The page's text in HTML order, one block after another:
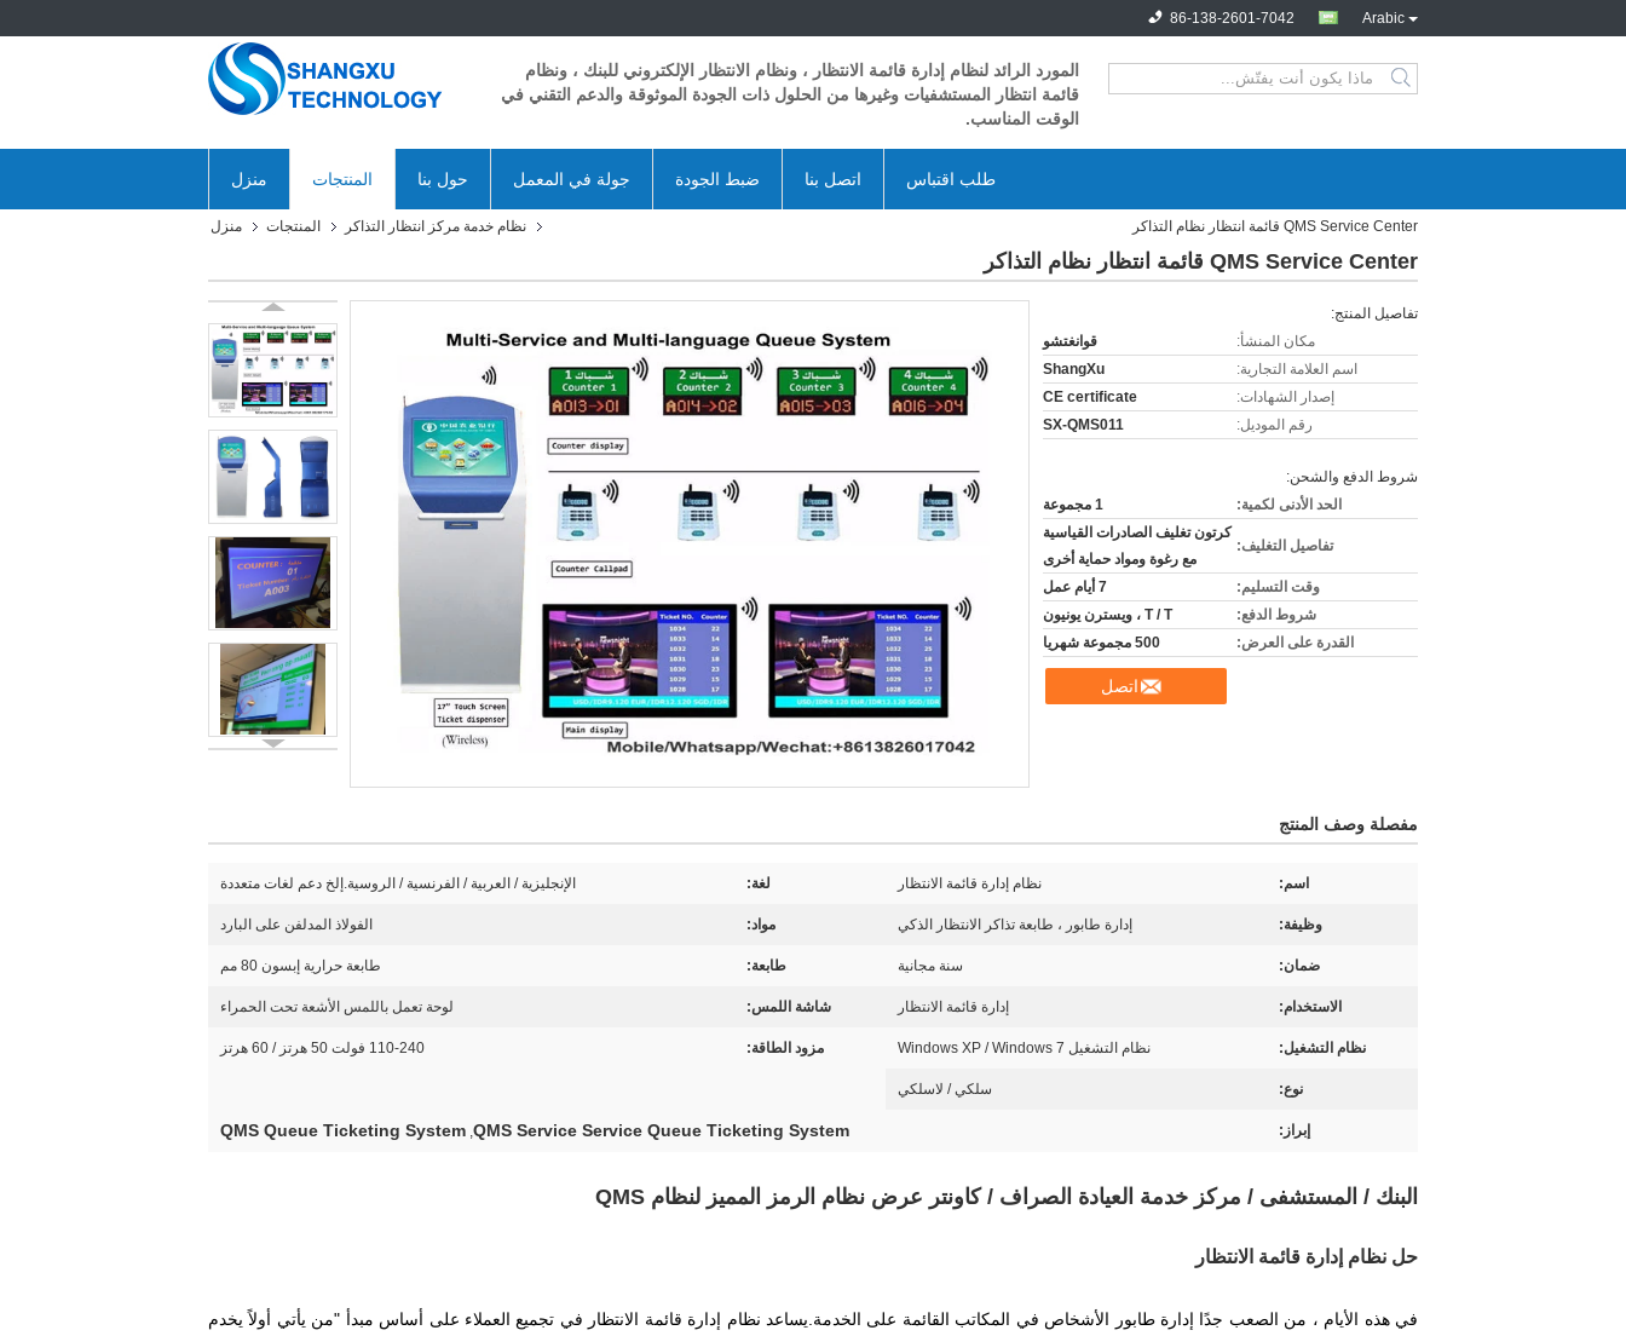
Arabic
86-138-2601-7042
المورد الرائد لنظام إدارة قائمة الانتظار ، ونظام الانتظار الإلكتروني للبنك ، ونظام
قائمة انتظار المستشفيات وغيرها من الحلول ذات الجودة الموثوقة والدعم التقني في
الوقت المناسب.
منزل المنتجات حول بنا جولة في المعمل ضبط الجودة اتصل بنا طلب اقتباس
منزل المنتجات نظام خدمة مركز انتظار التذاكر QMS Service Center قائمة انتظار نظام التذاكر
QMS Service Center قائمة انتظار نظام التذاكر
تفاصيل المنتج:
مكان المنشأ:
قوانغتشو
اسم العلامة التجارية:
ShangXu
إصدار الشهادات:
CE certificate
رقم الموديل:
SX-QMS011
شروط الدفع والشحن:
الحد الأدنى لكمية:
1 مجموعة
تفاصيل التغليف:
كرتون تغليف الصادرات القياسية
مع رغوة ومواد حماية أخرى
وقت التسليم:
7 أيام عمل
شروط الدفع:
T / T ، ويسترن يونيون
القدرة على العرض:
500 مجموعة شهريا
اتصل
مفصلة وصف المنتج
اسم: نظام إدارة قائمة الانتظار لغة: الإنجليزية / العربية / الفرنسية / الروسية.إلخ دعم لغات متعددة
وظيفة: إدارة طابور ، طابعة تذاكر الانتظار الذكي مواد: الفولاذ المدلفن على البارد
ضمان: سنة مجانية طابعة: طابعة حرارية إبسون 80 مم
الاستخدام: إدارة قائمة الانتظار شاشة اللمس: لوحة تعمل باللمس الأشعة تحت الحمراء
نظام التشغيل: نظام التشغيل Windows XP / Windows 7 مزود الطاقة: 110-240 فولت 50 هرتز / 60 هرتز
نوع: سلكي / لاسلكي
إبراز: QMS Service Service Queue Ticketing System
,
QMS Queue Ticketing System
البنك / المستشفى / مركز خدمة العيادة الصراف / كاونتر عرض نظام الرمز المميز لنظام QMS
حل نظام إدارة قائمة الانتظار
في هذه الأيام ، من الصعب جدًا إدارة طابور الأشخاص في المكاتب القائمة على الخدمة.يساعد نظام إدارة قائمة الانتظار في تجميع العملاء على أساس مبدأ "من يأتي أولاً يخدم